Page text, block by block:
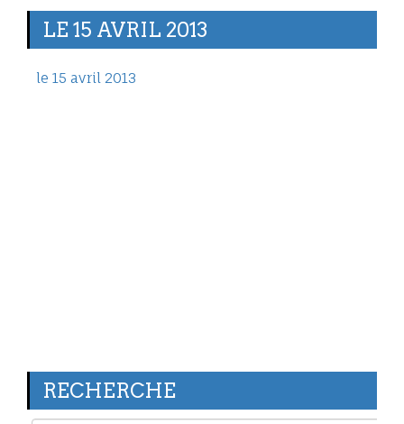
LE 15 AVRIL 2013
le 15 avril 2013
RECHERCHE